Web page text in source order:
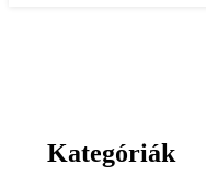
Kategóriák